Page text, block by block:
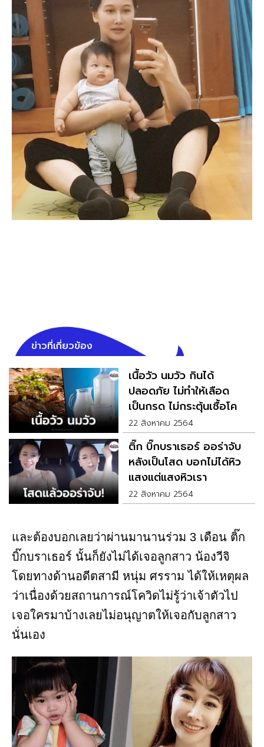
ข่าวที่เกี่ยวข้อง
เนื้อวัว นมวัว กินได้
ปลอดภัย ไม่ทำให้เลือด
เป็นกรด ไม่กระตุ้นเชื้อโค
วิด
22 สิงหาคม 2564
ติ๊ก บิ๊กบราเธอร์ ออร่าจับ
หลังเป็นโสด บอกไม่ได้หิว
แสงแต่แสงหิวเรา
22 สิงหาคม 2564
และต้องบอกเลยว่าผ่านมานานร่วม 3 เดือน ติ๊ก
บิ๊กบราเธอร์ นั้นก็ยังไม่ได้เจอลูกสาว น้องวีจิ
โดยทางด้านอดีตสามี หนุ่ม ศรราม ได้ให้เหตุผล
ว่าเนื่องด้วยสถานการณ์โควิดไม่รู้ว่าเจ้าตัวไป
เจอใครมาบ้างเลยไม่อนุญาตให้เจอกับลูกสาว
นั่นเอง